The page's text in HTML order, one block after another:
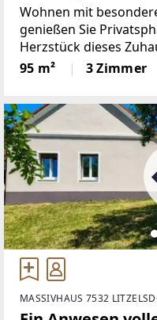
Wohnen mit
genießen Sie
Herzstück dieses
Innenhof. Ein ganz
gemütliche
95 m² 3 Zimmer
MASSIVHAUS 7532